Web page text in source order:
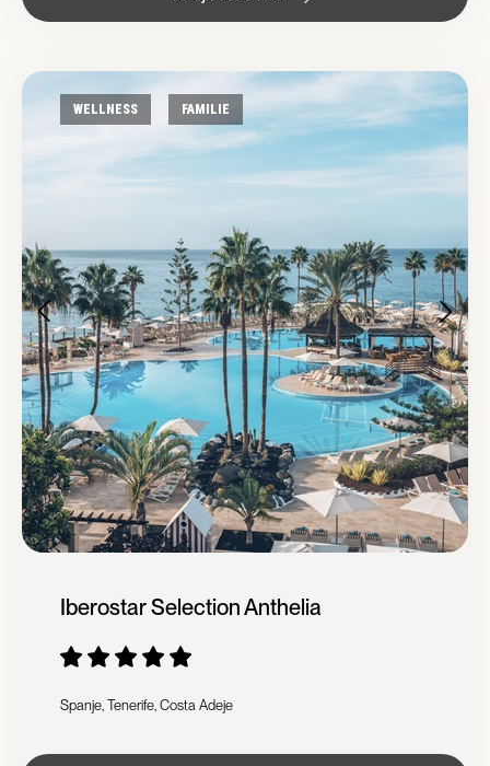
WELLNESS FAMILIE
Iberostar Selection Anthelia
Spanje, Tenerife, Costa Adeje